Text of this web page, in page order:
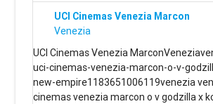
UCI Cinemas Venezia Marcon
Venezia
UCI Cinemas Venezia
uci-cinemas-venezia-marcon-o-v-
new-empire1183651006119venezia
cinemas venezia marcon o v godzilla x